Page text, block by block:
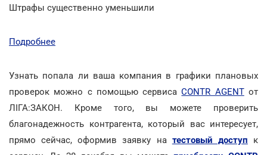
Штрафы существенно уменьшили
Подробнее
Узнать попала ли ваша компания в графики плановых
проверок можно с помощью сервисаCONTR AGENTот
ЛІГА:ЗАКОН. Кроме того, вы можете проверить
благонадежность контрагента, который вас интересует,
прямо сейчас, оформив заявку на тестовый доступ
к